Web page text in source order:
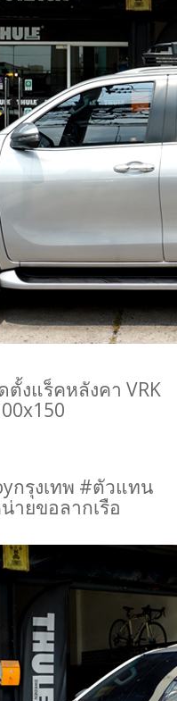
งแร็คหลังคา VRK
กรุงเทพ #ตัวแทน
ายขอลากเรือ